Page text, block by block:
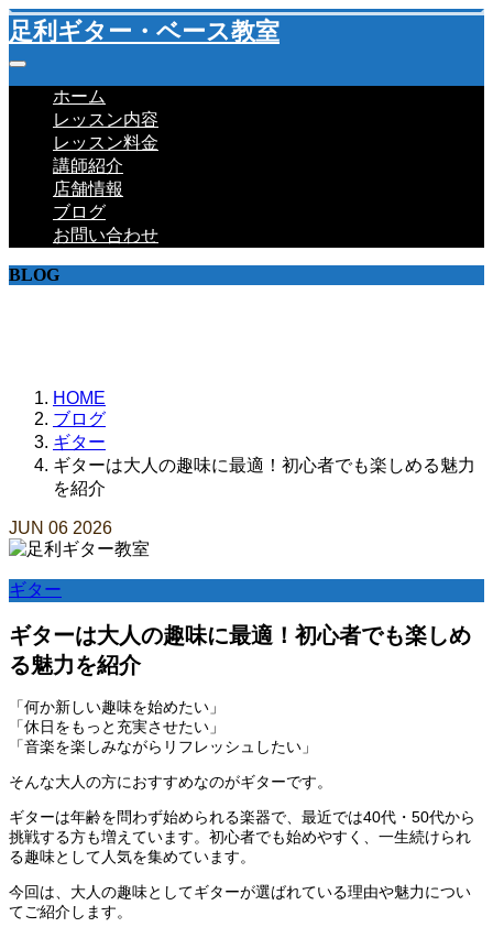
足利ギター・ベース教室
ホーム
レッスン内容
レッスン料金
講師紹介
店舗情報
ブログ
お問い合わせ
BLOG
HOME
ブログ
ギター
ギターは大人の趣味に最適！初心者でも楽しめる魅力
を紹介
JUN 06 2026
ギター
ギターは大人の趣味に最適！初心者でも楽しめ
る魅力を紹介
「何か新しい趣味を始めたい」
「休日をもっと充実させたい」
「音楽を楽しみながらリフレッシュしたい」
そんな大人の方におすすめなのがギターです。
ギターは年齢を問わず始められる楽器で、最近では40代・50代から
挑戦する方も増えています。初心者でも始めやすく、一生続けられ
る趣味として人気を集めています。
今回は、大人の趣味としてギターが選ばれている理由や魅力につい
てご紹介します。